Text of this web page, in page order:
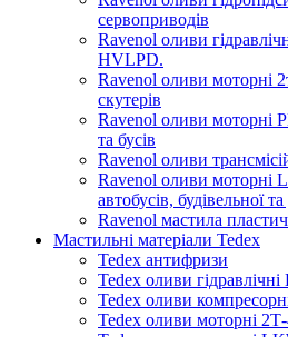
сервоприводів
Ravenol оливи
HVLPD.
Ravenol оливи моторні
скутерів
Ravenol оливи моторні
та бусів
Ravenol оливи
Ravenol оливи моторні
автобусів, будівельної
Ravenol мастила
Мастильні матеріали Tedex
Tedex антифризи
Tedex оливи
Tedex оливи
Tedex оливи моторні